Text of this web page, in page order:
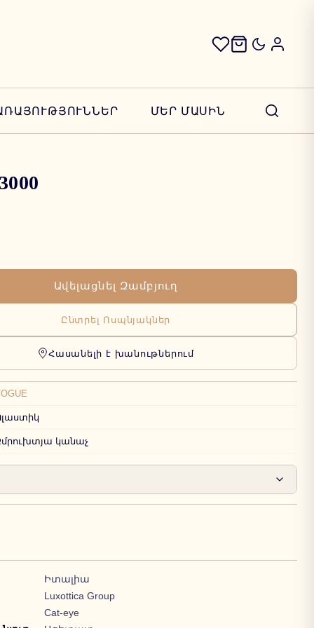
ՄԵՐ ՄԱՍԻՆ
Ավելացնել Զամբյուղ
Ընտրել Ոսպնյակներ
Հասանելի է խանութներում
կանաչ
Իտալիա
Luxottica Group
Cat-eye